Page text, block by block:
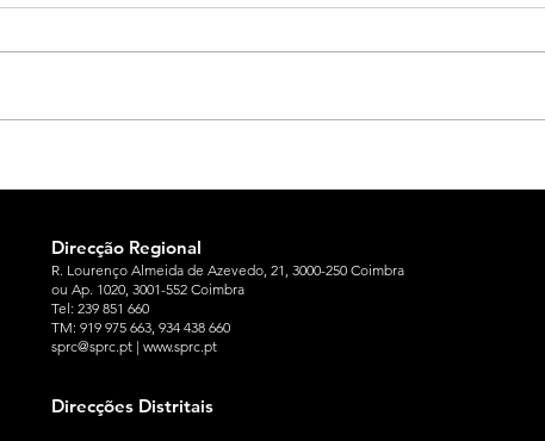
Direcção Regional
R. Lourenço Almeida de Azevedo, 21, 3000-250 Coimbra
ou Ap. 1020, 3001-552 Coimbra
Tel: 239 851 660
TM: 919 975 663, 934 438 660
sprc@sprc.pt | www.sprc.pt
Direcções Distritais